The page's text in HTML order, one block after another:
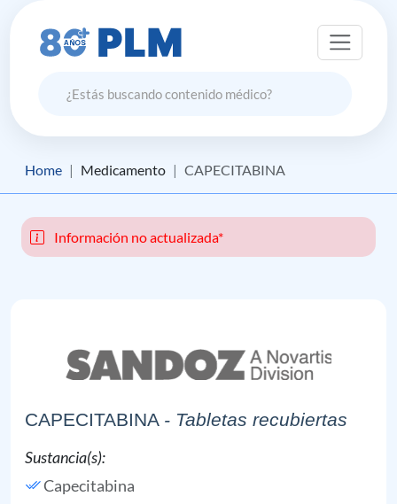
Home Medicamento CAPECITABINA
Información no actualizada*
CAPECITABINA - Tabletas recubiertas
Sustancia(s):
Capecitabina